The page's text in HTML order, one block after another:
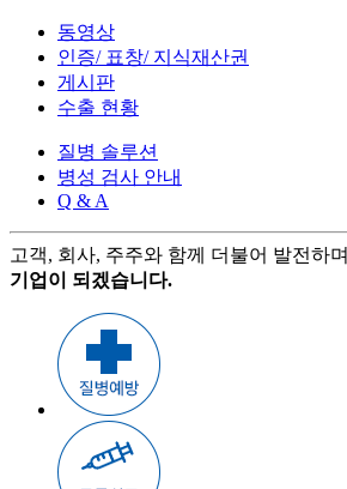
동영상
인증/ 표창/ 지식재산권
게시판
수출 현황
질병 솔루션
병성 검사 안내
Q & A
고객, 회사, 주주와 함께 더불어 발전하며
기업이 되겠습니다.